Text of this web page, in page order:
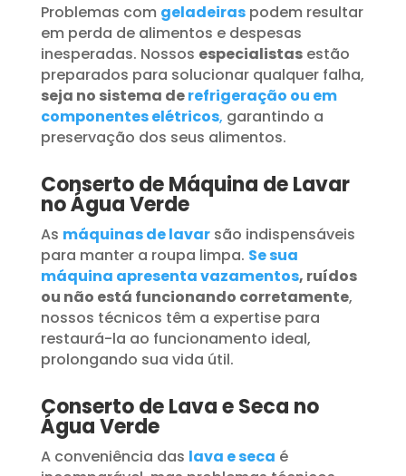
Problemas com geladeiraspodem resultar
em perda de alimentos e despesas
inesperadas. Nossos especialistasestão
preparados para solucionar qualquer falha,
seja no sistema derefrigeração ou em
componentes elétricos, garantindo a
preservação dos seus alimentos.
Conserto de Máquina de Lavar
no Água Verde
As máquinas de lavar são indispensáveis
para manter a roupa limpa. Se sua
máquina apresenta vazamentos, ruídos
ou não está funcionando corretamente,
nossos técnicos têm a expertise para
restaurá-la ao funcionamento ideal,
prolongando sua vida útil.
Conserto de Lava e Seca no
Água Verde
A conveniência das lava e seca é